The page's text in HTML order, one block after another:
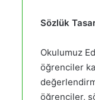
Sözlük
Okulumuz
öğrenciler
öğrenciler,